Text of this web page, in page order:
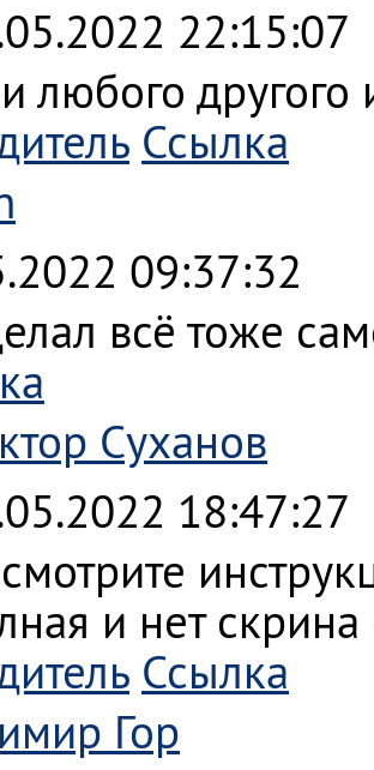
22:15:07
любого другого
Ссылка
09:37:32
всё тоже
Суханов
18:47:27
и нет
Ссылка
Гор